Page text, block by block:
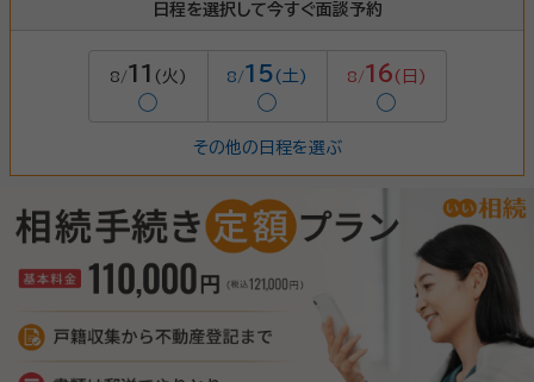
日程を選択して今すぐ面談予約
8/11 (火)
◯
8/15(土)
◯
8/16 (日)
◯
その他の日程を選ぶ